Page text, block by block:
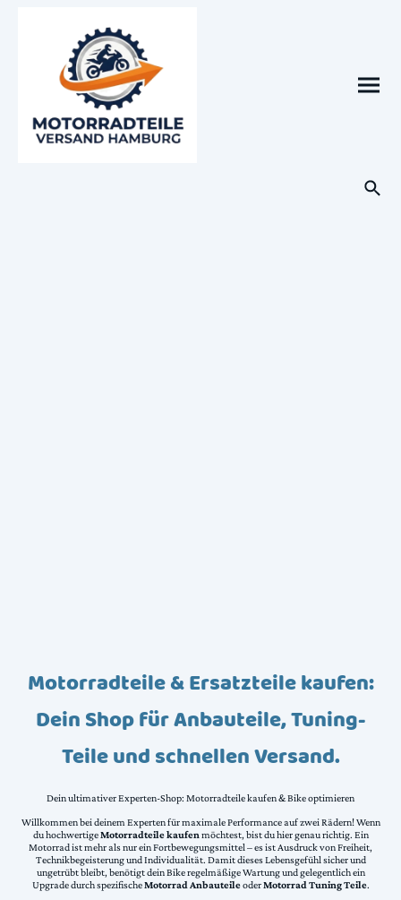
Motorradteile & Ersatzteile kaufen:
Dein Shop für Anbauteile, Tuning-
Teile und schnellen Versand.
Dein ultimativer Experten-Shop: Motorradteile kaufen & Bike optimieren
Willkommen bei deinem Experten für maximale Performance auf zwei Rädern! Wenn
du hochwertigeMotorradteile kaufen möchtest, bist du hier genau richtig. Ein
Motorrad ist mehr als nur ein Fortbewegungsmittel – es ist Ausdruck von Freiheit,
Technikbegeisterung und Individualität. Damit dieses Lebensgefühl sicher und
ungetrübt bleibt, benötigt dein Bike regelmäßige Wartung und gelegentlich ein
Upgrade durch spezifischeMotorrad AnbauteileoderMotorrad Tuning Teile.